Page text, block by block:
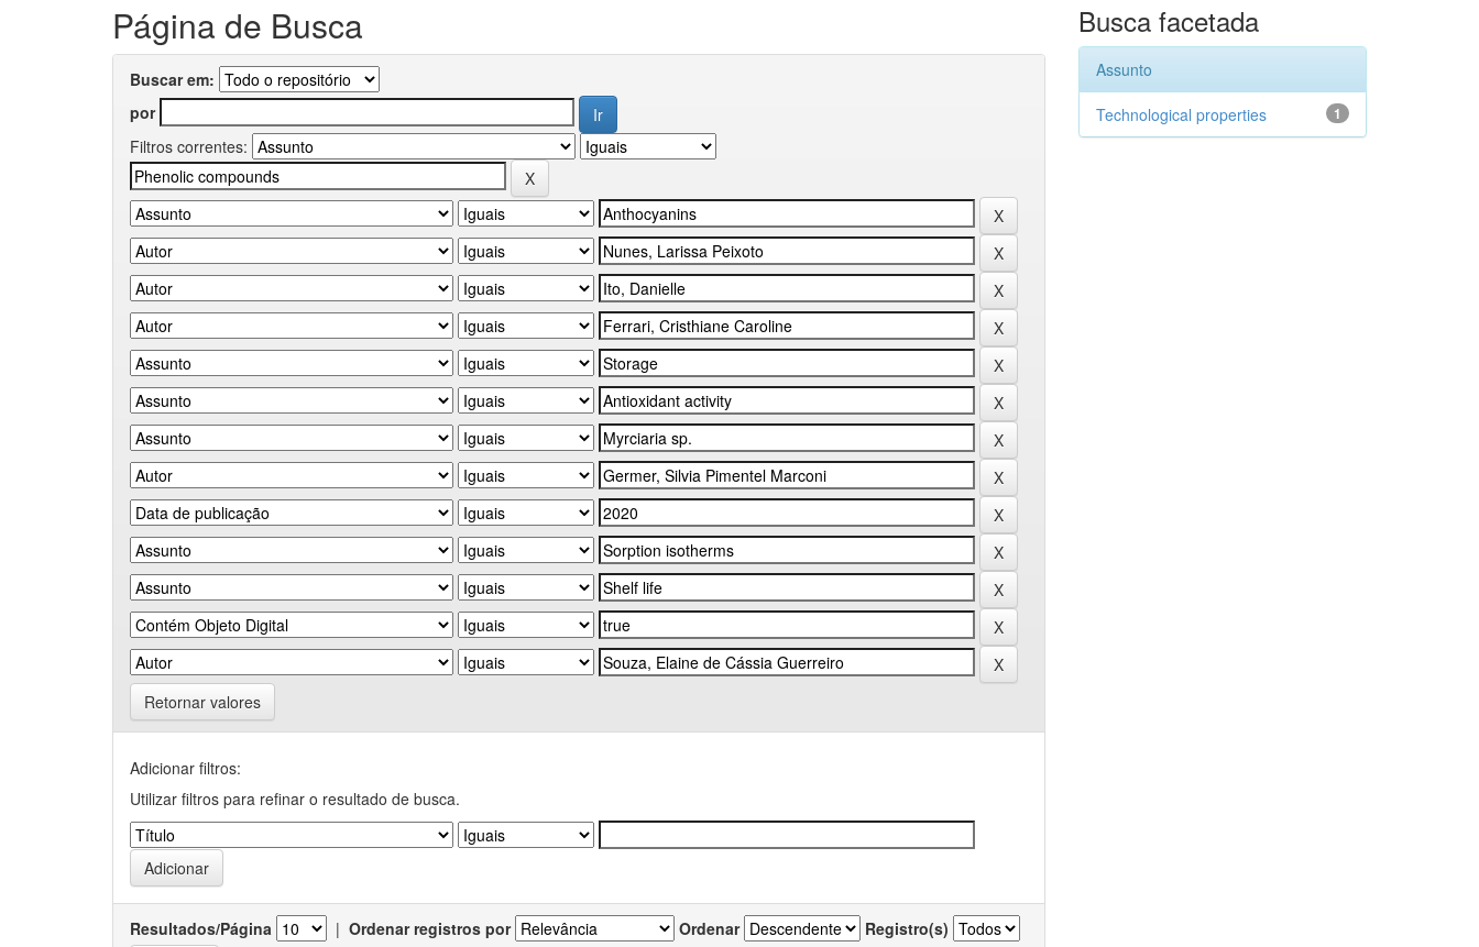
Página de Busca
Buscar em:
por
Filtros correntes:
Retornar valores
Adicionar filtros:
Utilizar filtros para refinar o resultado de busca.
Resultados/Página | Ordenar registros por Ordenar Registro(s)
Busca facetada
Assunto
1
Technological properties